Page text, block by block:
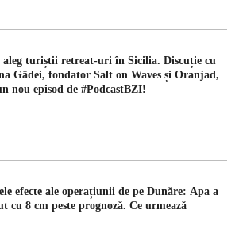
aleg turiștii retreat-uri în Sicilia. Discuție cu
Gâdei, fondator Salt on Waves și Oranjad,
nou episod de #PodcastBZI!
efecte ale operațiunii de pe Dunăre: Apa a
cu 8 cm peste prognoză. Ce urmează